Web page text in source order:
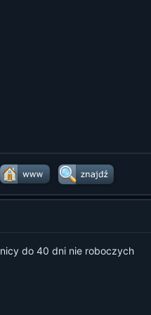
nicy do 40 dni nie roboczych